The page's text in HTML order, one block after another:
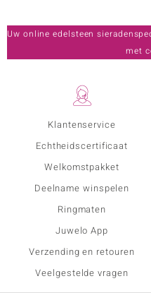
Klantenservice
Echtheidscertificaat
Welkomstpakket
Deelname winspelen
Ringmaten
Juwelo App
Verzending en retouren
Veelgestelde vragen
Uw online edelsteen
met